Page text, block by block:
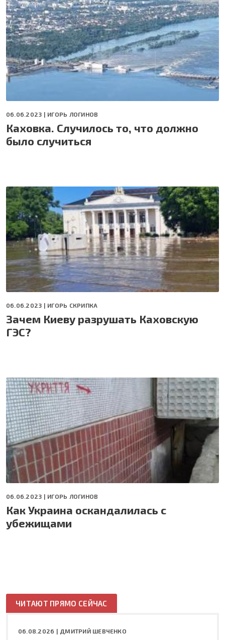
06.06.2023 | ИГОРЬ ЛОГИНОВ
Каховка. Случилось то, что должно
было случиться
06.06.2023 | ИГОРЬ СКРИПКА
Зачем Киеву разрушать Каховскую
ГЭС?
06.06.2023 | ИГОРЬ ЛОГИНОВ
Как Украина оскандалилась с
убежищами
ЧИТАЮТ ПРЯМО СЕЙЧАС
06.08.2026 | ДМИТРИЙ ШЕВЧЕНКО